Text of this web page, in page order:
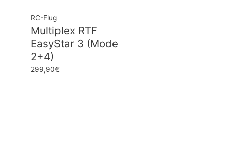
RC-Flug
Multiplex RTF
EasyStar 3 (Mode
2+4)
299,90€